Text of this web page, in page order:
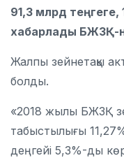
91,3 млрд
хабарлады БЖЗҚ-
Жалпы зейнетақы
болды.
«2018 жылы БЖЗҚ
табыстылығы
деңгейі 5,3%-ды